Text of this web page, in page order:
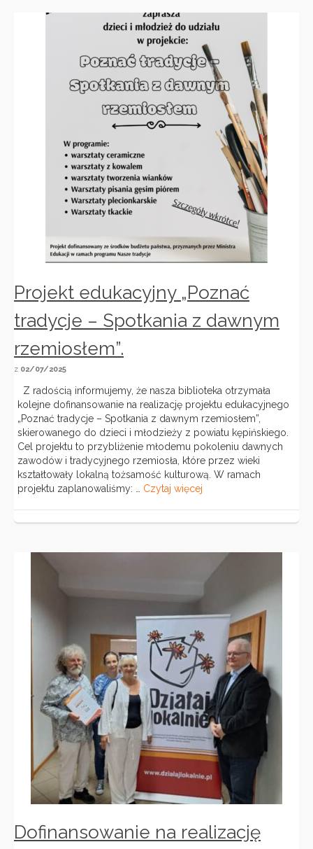
Projekt edukacyjny „Poznać
tradycje – Spotkania z dawnym
rzemiosłem”.
z 02/07/2025
Z radością informujemy, że nasza biblioteka otrzymała
kolejne dofinansowanie na realizację projektu edukacyjnego
„Poznać tradycje – Spotkania z dawnym rzemiosłem”,
skierowanego do dzieci i młodzieży z powiatu kępińskiego.
Cel projektu to przybliżenie młodemu pokoleniu dawnych
zawodów i tradycyjnego rzemiosła, które przez wieki
kształtowały lokalną tożsamość kulturową. W ramach
projektu zaplanowaliśmy: … Czytaj więcej
Dofinansowanie na realizację